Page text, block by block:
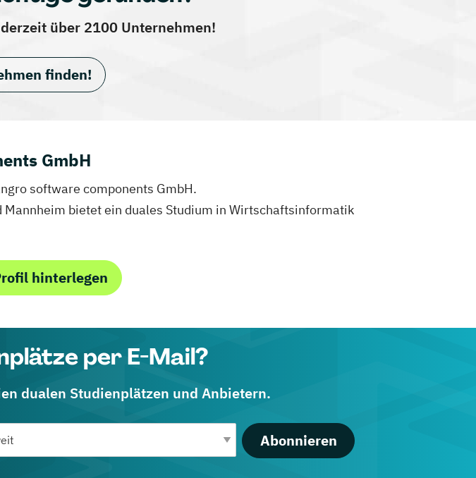
über 2100 Unternehmen!
finden!
GmbH
software components GmbH.
bietet ein duales Studium in Wirtschaftsinformatik
hinterlegen
per E-Mail?
dualen Studienplätzen und Anbietern.
Abonnieren